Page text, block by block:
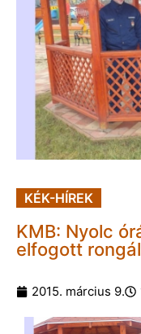
KÉK-HÍREK
KMB: Nyolc
elfogott
2015. március 9.